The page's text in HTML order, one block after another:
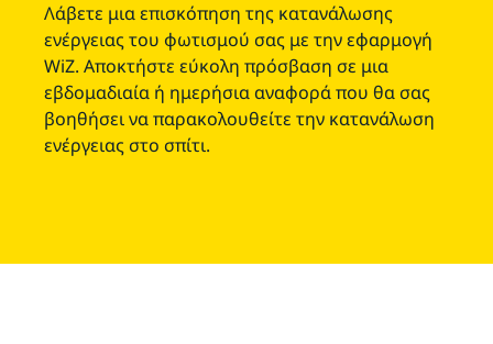
Λάβετε μια επισκόπηση της κατανάλωσης
ενέργειας του φωτισμού σας με την εφαρμογή
WiZ. Αποκτήστε εύκολη πρόσβαση σε μια
εβδομαδιαία ή ημερήσια αναφορά που θα σας
βοηθήσει να παρακολουθείτε την κατανάλωση
ενέργειας στο σπίτι.